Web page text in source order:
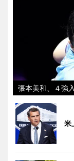
張本美和、４強
米